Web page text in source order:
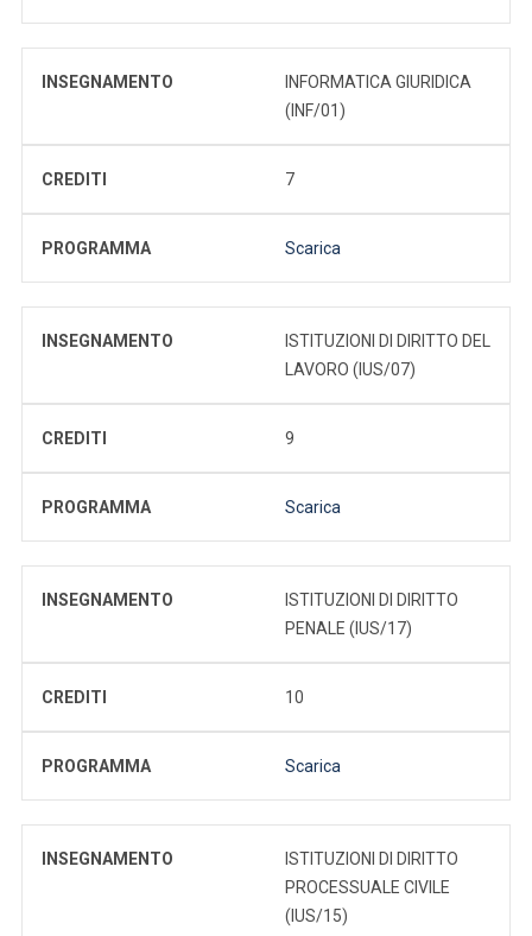
INSEGNAMENTO
INFORMATICA GIURIDICA
(INF/01)
CREDITI 7
PROGRAMMA Scarica
INSEGNAMENTO
ISTITUZIONI DI DIRITTO DEL
LAVORO (IUS/07)
CREDITI 9
PROGRAMMA Scarica
INSEGNAMENTO
ISTITUZIONI DI DIRITTO
PENALE (IUS/17)
CREDITI 10
PROGRAMMA Scarica
INSEGNAMENTO
ISTITUZIONI DI DIRITTO
PROCESSUALE CIVILE
(IUS/15)